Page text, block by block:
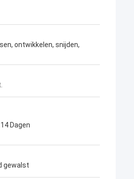
3000 ton staal besteld en de
ontwikkelen, snijden,
Dagen
gewalst